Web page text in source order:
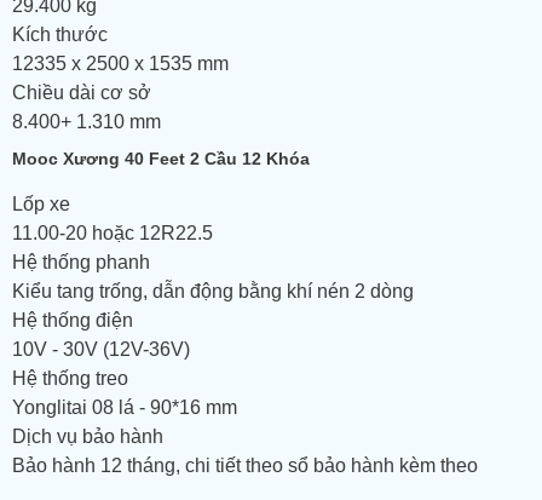
29.400 kg
Kích thước
12335 x 2500 x 1535 mm
Chiều dài cơ sở
8.400+ 1.310 mm
Mooc Xương 40 Feet 2 Cầu 12 Khóa
Lốp xe
11.00-20 hoặc 12R22.5
Hệ thống phanh
Kiểu tang trống, dẫn động bằng khí nén 2 dòng
Hệ thống điện
10V - 30V (12V-36V)
Hệ thống treo
Yonglitai 08 lá - 90*16 mm
Dịch vụ bảo hành
Bảo hành 12 tháng, chi tiết theo sổ bảo hành kèm theo